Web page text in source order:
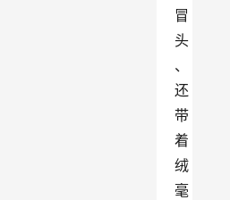
冒
头
、
还
带
着
绒
毫